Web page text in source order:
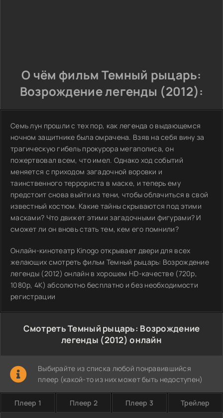
О чём фильм Темный рыцарь:
Возрождение легенды (2012):
Семь лун прошли с тех пор, как легенда о выдающемся
ночном защитнике была омрачена. Взяв на себя вину за
трагическую гибель прокурора мегаполиса, он
пожертвовал всем, что имел. Однако ход событий
меняется с приходом загадочной воровки и
таинственного террориста в маске, и теперь ему
предстоит снова выйти из тени, чтобы облачиться в свой
известный костюм. Какие тайны скрываются под этими
масками? Что движет этими загадочными фигурами? И
сможет ли он вновь стать тем, кем его помнили?
Онлайн-кинотеатр Kinogo открывает двери для всех
желающих смотреть фильм Темный рыцарь: Возрождение
легенды (2012) онлайн в хорошем HD-качестве (720p,
1080p, 4K) абсолютно бесплатно и без необходимости
регистрации
Смотреть Темный рыцарь: Возрождение
легенды (2012) онлайн
Выбирайте из списка любой понравившийся
плеер (какой-то из них может быть недоступен)
Плеер 1 Плеер 2 Плеер 3 Трейлер